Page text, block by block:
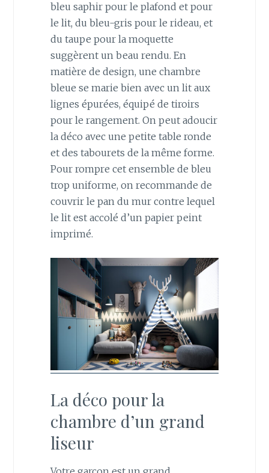
bleu saphir pour le plafond et pour
le lit, du bleu-gris pour le rideau, et
du taupe pour la moquette
suggèrent un beau rendu. En
matière de design, une chambre
bleue se marie bien avec un lit aux
lignes épurées, équipé de tiroirs
pour le rangement. On peut adoucir
la déco avec une petite table ronde
et des tabourets de la même forme.
Pour rompre cet ensemble de bleu
trop uniforme, on recommande de
couvrir le pan du mur contre lequel
le lit est accolé d’un papier peint
imprimé.
La déco pour la
chambre d’un grand
liseur